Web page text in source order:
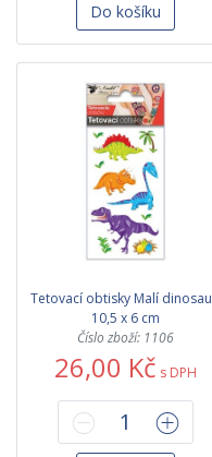
Do košíku
Tetovací obtisky Malí
10,5 x 6 cm
Číslo zboží: 1106
26,00 Kč s DPH